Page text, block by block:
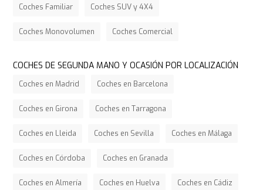
Coches Familiar Coches SUV y 4X4
Coches Monovolumen Coches Comercial
COCHES DE SEGUNDA MANO Y OCASIÓN POR LOCALIZACIÓN
Coches en Madrid Coches en Barcelona
Coches en Girona Coches en Tarragona
Coches en Lleida Coches en Sevilla Coches en Málaga
Coches en Córdoba Coches en Granada
Coches en Almería Coches en Huelva Coches en Cádiz